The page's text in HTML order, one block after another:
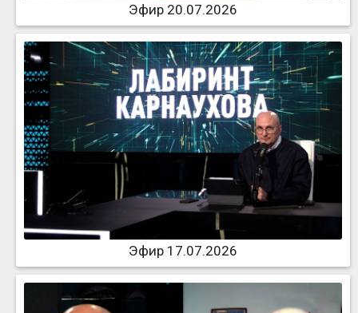
Эфир 20.07.2026
Эфир 17.07.2026